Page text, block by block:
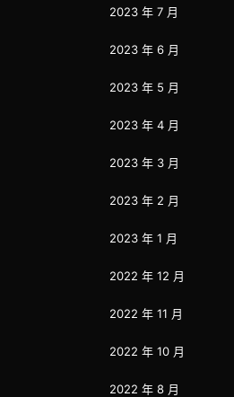
2023 年 7 月
2023 年 6 月
2023 年 5 月
2023 年 4 月
2023 年 3 月
2023 年 2 月
2023 年 1 月
2022 年 12 月
2022 年 11 月
2022 年 10 月
2022 年 8 月